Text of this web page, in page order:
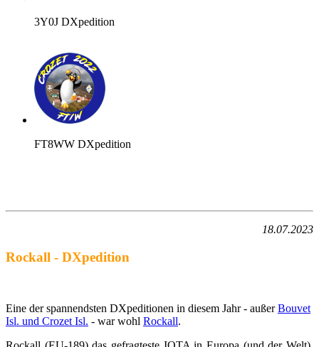
3Y0J DXpedition
FT8WW DXpedition
18.07.2023
Rockall - DXpedition
Eine der spannendsten DXpeditionen in diesem Jahr - außerBouvet
Isl. und Crozet Isl. - war wohl Rockall.